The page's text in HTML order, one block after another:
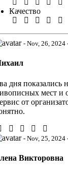
Качество
- Nov, 26, 2024
дня показались
мест и
от
- Nov, 25, 2024
Викторовна